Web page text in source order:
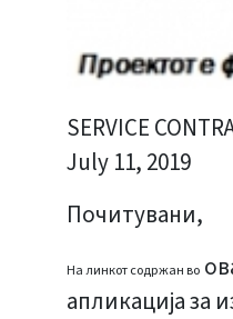
SERVICE
July 11, 2019
Почитувани,
На линкот содржан во
апликација за